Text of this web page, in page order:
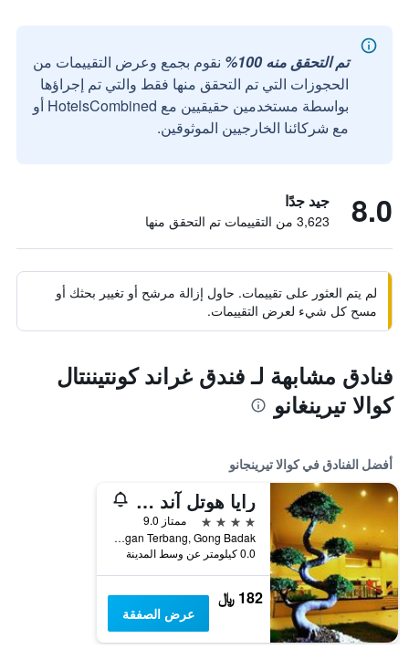
تم التحقق منه 100%
نقوم بجمع وعرض التقييمات من
الحجوزات التي تم التحقق منها فقط والتي تم إجراؤها
بواسطة مستخدمين حقيقيين مع HotelsCombined أو
مع شركائنا الخارجيين الموثوقين.
8.0 جيد جدًا
3,623 من التقييمات تم التحقق منها
لم يتم العثور على تقييمات. حاول إزالة مرشح أو تغيير بحثك أو
مسح كل شيء لعرض التقييمات.
فنادق مشابهة لـ فندق غراند كونتيننتال
كوالا تيرينغانو
أفضل الفنادق في كوالا تيرينجانو
رايا هوتل آند كونفينشن سنتر تيرينجانو
4 نجوم
ممتاز 9.0
Jalan Lapangan Terbang, Gong Badak, كوالا تيرينجانو, ماليزيا
0.0 كيلومتر عن وسط المدينة
182 ﷼
عرض الصفقة